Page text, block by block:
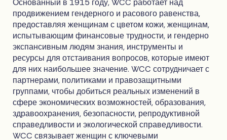
продвижением гендерного и расового равенства,
предоставляя женщинам с цветом кожи, женщинам,
испытывающим финансовые трудности, и гендерно
экспансивным людям знания, инструменты и
ресурсы для отстаивания вопросов, которые имеют
для них наибольшее значение. WCC сотрудничает с
партнерами, политиками и правозащитными
группами, чтобы добиться реальных изменений в
сфере экономических возможностей, образования,
здравоохранения, безопасности, репродуктивной
справедливости и экологической справедливости.
WCC связывает женщин с ключевыми